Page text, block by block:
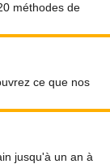
méthodes de
ce que nos
jusqu'à un an à